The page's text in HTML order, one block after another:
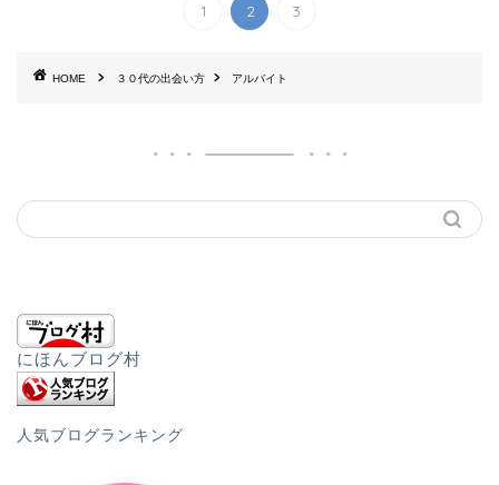
1 2 3
HOME ３０代の出会い方 アルバイト
にほんブログ村
人気ブログランキング